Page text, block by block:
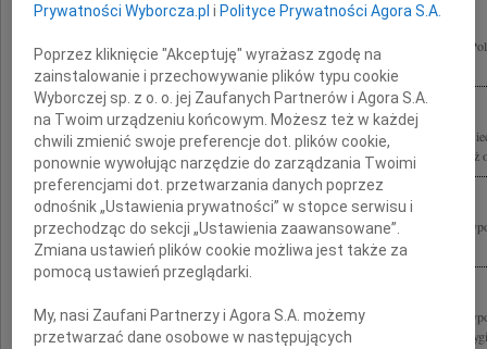
W najgłębszym bólu żegnamy Lecha Kaczyńskiego Prezydenta Rzeczypospolitej
oraz Wszystkie Ofiary tragedii pod Smoleńskiem Wyrazy żalu i współczucia...
Zarząd Towarzystwa Przyjaciół Dzieci Ulicy "Przywrócić Dzieciństwo? im. K.
wychowankowie Kazimierza Lisieckiego w kraju i za granicą oraz dzieci i
Z wielkim żalem żegnamy Pana Profesora Lecha Kaczyńskiego Prezydenta
jednocześnie wybitnego specjalistę prawa pracy, który wniósł istotny, twórczy...
Z wielkim żalem żegnamy Pana Profesora Lecha Kaczyńskiego Prezydenta
jednocześnie wybitnego specjalistę prawa pracy, który wniósł istotny, twórczy i
Prywatności Wyborcza.pl i Polityce Prywatności Agora S.A.
Poprzez kliknięcie "Akceptuję" wyrażasz zgodę na
zainstalowanie i przechowywanie plików typu cookie
Wyborczej sp. z o. o. jej Zaufanych Partnerów i Agora S.A.
na Twoim urządzeniu końcowym. Możesz też w każdej
chwili zmienić swoje preferencje dot. plików cookie,
ponownie wywołując narzędzie do zarządzania Twoimi
preferencjami dot. przetwarzania danych poprzez
odnośnik „Ustawienia prywatności” w stopce serwisu i
przechodząc do sekcji „Ustawienia zaawansowane”.
Zmiana ustawień plików cookie możliwa jest także za
pomocą ustawień przeglądarki.
My, nasi Zaufani Partnerzy i Agora S.A. możemy
przetwarzać dane osobowe w następujących